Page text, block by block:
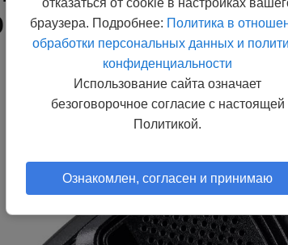
таксисту и
отказаться от cookie в настройках
браузера. Подробнее: Политика в
обработки персональных данных и
конфиденциальности
Использование сайта означает
безоговорочное согласие с настоящей
Политикой.
Ознакомлен, согласен и принимаю